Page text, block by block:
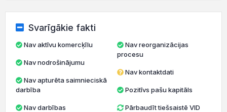
Svarīgākie fakti
Nav aktīvu komercķīlu
Nav nodrošinājumu
darbība
Nav reorganizācijas
procesu
Nav kontaktdati
Pozitīvs pašu kapitāls
Pārbaudīt tiešsaistē VID